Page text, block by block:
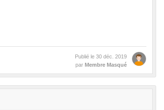
Publié le 30 déc. 2019
par Membre Masqué